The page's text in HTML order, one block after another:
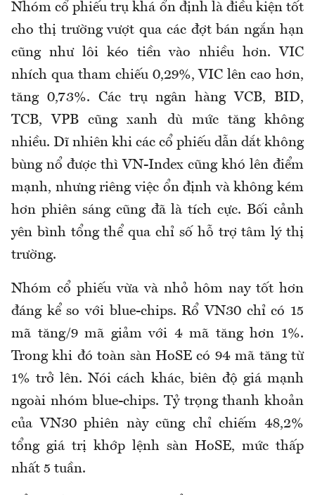
Nhóm cổ phiếu trụ khá ổn định là điều kiện tốt
cho thị trường vượt qua các đợt bán ngắn hạn
cũng như lôi kéo tiền vào nhiều hơn. VIC
nhích qua tham chiếu 0,29%, VIC lên cao hơn,
tăng 0,73%. Các trụ ngân hàng VCB, BID,
TCB, VPB cũng xanh dù mức tăng không
nhiều. Dĩ nhiên khi các cổ phiếu dẫn dắt không
bùng nổ được thì VN-Index cũng khó lên điểm
mạnh, nhưng riêng việc ổn định và không kém
hơn phiên sáng cũng đã là tích cực. Bối cảnh
yên bình tổng thể qua chỉ số hỗ trợ tâm lý thị
trường.
Nhóm cổ phiếu vừa và nhỏ hôm nay tốt hơn
đáng kể so với blue-chips. Rổ VN30 chỉ có 15
mã tăng/9 mã giảm với 4 mã tăng hơn 1%.
Trong khi đó toàn sàn HoSE có 94 mã tăng từ
1% trở lên. Nói cách khác, biên độ giá mạnh
ngoài nhóm blue-chips. Tỷ trọng thanh khoản
của VN30 phiên này cũng chỉ chiếm 48,2%
tổng giá trị khớp lệnh sàn HoSE, mức thấp
nhất 5 tuần.